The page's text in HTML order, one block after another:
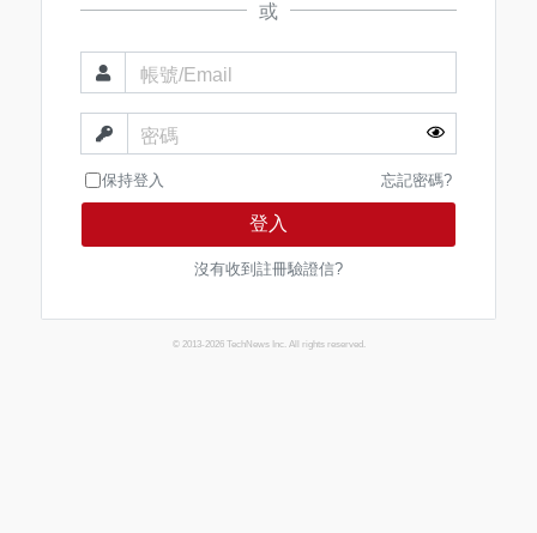
或
帳號/Email
密碼
保持登入 忘記密碼?
登入
沒有收到註冊驗證信?
© 2013-2026 TechNews Inc. All rights reserved.